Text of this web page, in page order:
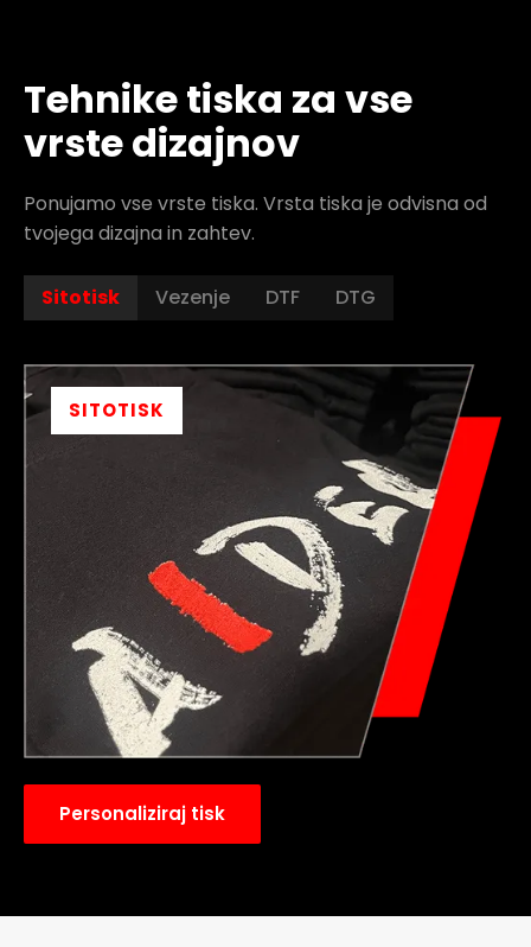
Tehnike tiska za vse
vrste dizajnov
Ponujamo vse vrste tiska. Vrsta tiska je odvisna od
tvojega dizajna in zahtev.
Sitotisk Vezenje DTF DTG
SITOTISK
Personaliziraj tisk